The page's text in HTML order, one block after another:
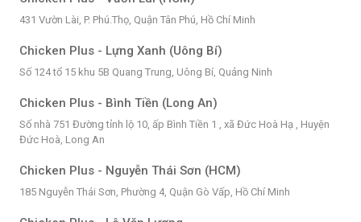
431 Vườn Lài, P. Phú.Thọ, Quận Tân Phú, Hồ Chí Minh
Chicken Plus - Lựng Xanh (Uông Bí)
Số 124 tổ 15 khu 5B Quang Trung, Uông Bí, Quảng Ninh
Chicken Plus - Bình Tiền (Long An)
Số nhà 751 Đường tỉnh lộ 10, ấp Bình Tiền 1 , xã Đức Hoà Hạ , Huyện
Đức Hoà, Long An
Chicken Plus - Nguyễn Thái Sơn (HCM)
185 Nguyễn Thái Sơn, Phường 4, Quận Gò Vấp, Hồ Chí Minh